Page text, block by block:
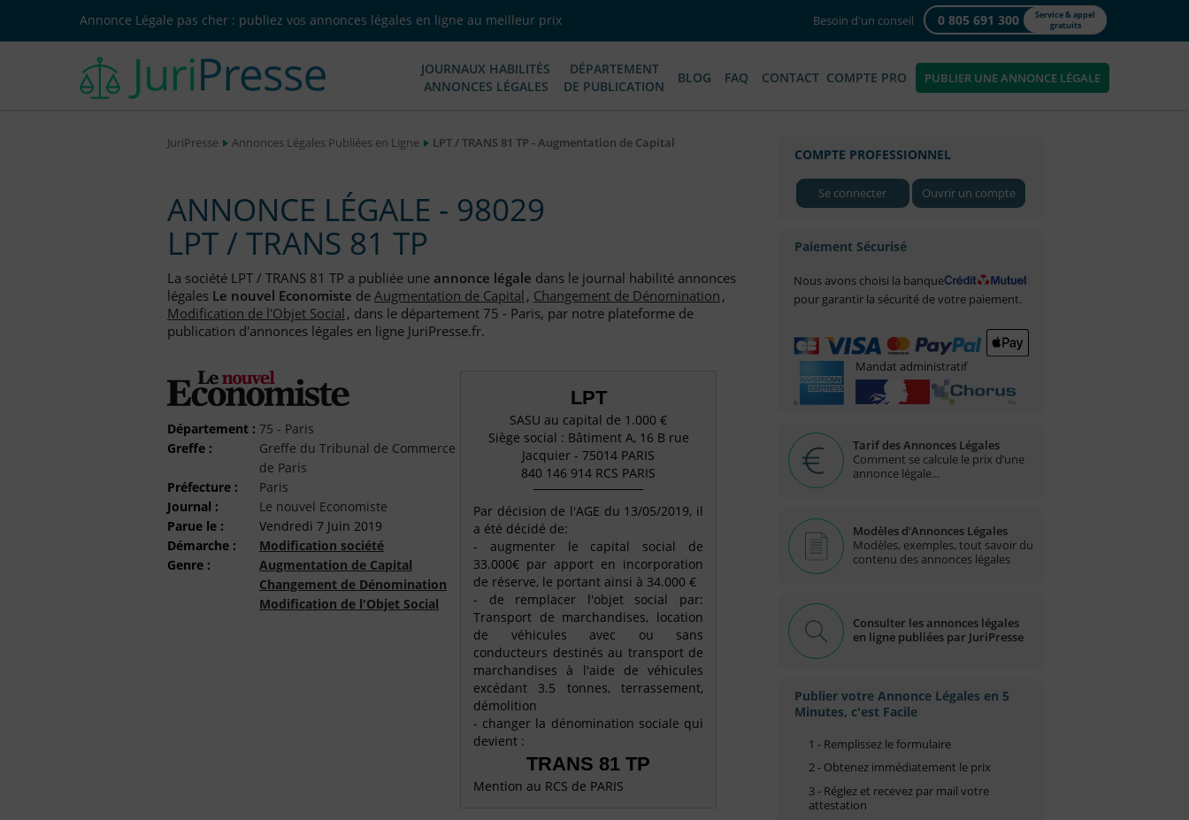
Annonce Légale pas cher : publiez vos annonces légales en ligne au meilleur prix Besoin d'un conseil 0 805 691 300
Service & appel
gratuits
JOURNAUX HABILITÉS
ANNONCES LÉGALES
DÉPARTEMENT
DE PUBLICATION
BLOG FAQ CONTACT COMPTE PRO PUBLIER UNE ANNONCE LÉGALE
JuriPresse Annonces Légales Publiées en Ligne LPT / TRANS 81 TP - Augmentation de Capital
ANNONCE LÉGALE - 98029
LPT / TRANS 81 TP
La société LPT / TRANS 81 TP a publiée une annonce légale dans le journal habilité annonces
légales Le nouvel Economiste deAugmentation de Capital, Changement de Dénomination,
Modification de l'Objet Social, dans le département 75 - Paris, par notre plateforme de
publication d'annonces légales en ligne JuriPresse.fr.
Département : 75 - Paris
Greffe :
Greffe du Tribunal de Commerce
de Paris
Préfecture :
Paris
Journal :
Le nouvel Economiste
Parue le :
Vendredi 7 Juin 2019
Démarche :
Modification société
Genre :
Augmentation de Capital
Changement de Dénomination
Modification de l'Objet Social
LPT
SASU au capital de 1.000 €
Siège social : Bâtiment A, 16 B rue
Jacquier - 75014 PARIS
840 146 914 RCS PARIS
Par décision de l'AGE du 13/05/2019, il
a été décidé de:
- augmenter le capital social de
33.000€ par apport en incorporation
de réserve, le portant ainsi à 34.000 €
- de remplacer l'objet social par:
Transport de marchandises, location
de véhicules avec ou sans
conducteurs destinés au transport de
marchandises à l'aide de véhicules
excédant 3.5 tonnes, terrassement,
démolition
- changer la dénomination sociale qui
devient :
TRANS 81 TP
Mention au RCS de PARIS
COMPTE PROFESSIONNEL
Se connecter Ouvrir un compte
Paiement Sécurisé
Nous avons choisi la banque
pour garantir la sécurité de votre paiement.
Mandat administratif
Tarif des Annonces Légales
Comment se calcule le prix d’une
annonce légale...
Modèles d'Annonces Légales
Modèles, exemples, tout savoir du
contenu des annonces légales
Consulter les annonces légales
en ligne publiées par JuriPresse
Publier votre Annonce Légales en 5
Minutes, c'est Facile
1 - Remplissez le formulaire
2 - Obtenez immédiatement le prix
3 - Réglez et recevez par mail votre
attestation